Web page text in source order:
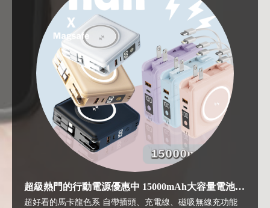
超級熱門的行動電源優惠中 15000mAh大容量電池~
還等什麼快衝阿
超好看的馬卡龍色系 自帶插頭、充電線、磁吸無線充功能